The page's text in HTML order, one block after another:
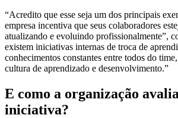
“Acredito que esse seja um dos principais
empresa incentiva que seus colaboradores
atualizando e evoluindo profissionalmente”,
existem iniciativas internas de troca de
conhecimentos constantes entre todos do
cultura de aprendizado e desenvolvimento.”
E como a organização
iniciativa?